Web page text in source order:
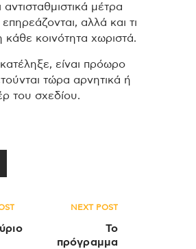
αντισταθμιστικά μέτρα
αλλά και τι
κάθε κοινότητα χωριστά.
είναι πρόωρο
τώρα αρνητικά ή
του σχεδίου.
NEXT POST
Το
πρόγραμμα